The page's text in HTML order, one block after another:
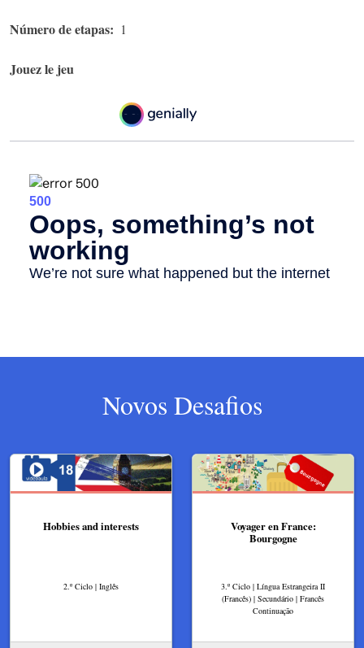
Número de etapas 1
Jouez le jeu
Novos Desafios
Hobbies and interests
2.º Ciclo | Inglês
Voyager en France:
Bourgogne
3.º Ciclo | Língua Estrangeira II
(Francês) | Secundário | Francês
Continuação